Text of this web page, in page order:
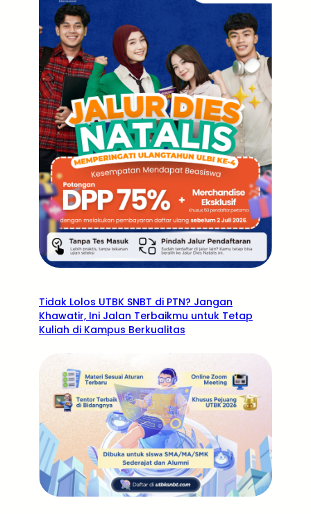
Tidak Lolos UTBK SNBT di PTN? Jangan
Khawatir, Ini Jalan Terbaikmu untuk Tetap
Kuliah di Kampus Berkualitas